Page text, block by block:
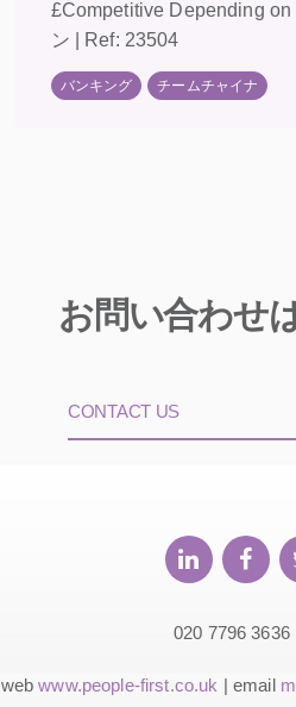
£Competitive Depending
ン | Ref: 23504
バンキング チームチャイナ
お問い合わせ
CONTACT US
020 7796 3636
webwww.people-first.co.uk | email